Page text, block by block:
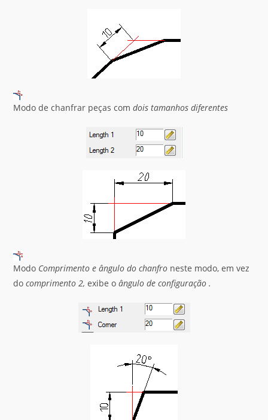
Modo de chanfrar peças comdois tamanhos diferentes
Modo Comprimento e ângulo do chanfro neste modo, em vez
docomprimento 2, exibe oângulo de configuração.